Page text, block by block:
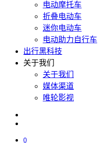
电动摩托车
折叠电动车
迷你电动车
电动助力自行车
出行黑科技
关于我们
关于我们
媒体渠道
唯轮影视
0